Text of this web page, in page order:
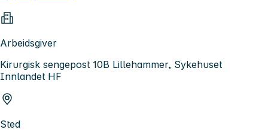
Arbeidsgiver
Kirurgisk sengepost 10B Lillehammer, Sykehuset
Innlandet HF
Sted